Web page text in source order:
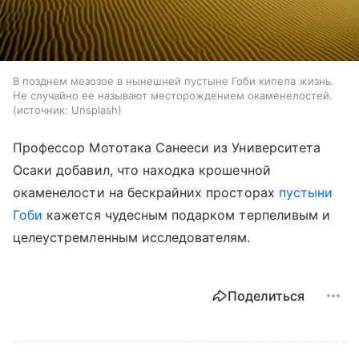
В позднем мезозое в нынешней пустыне Гоби кипела жизнь.
Не случайно ее называют месторождением окаменелостей.
источник: Unsplash
Профессор Мототака Санееси из Университета
Осаки добавил, что находка крошечной
окаменелости на бескрайних просторах пустыни
Гоби кажется чудесным подарком терпеливым и
целеустремленным исследователям.
Поделиться